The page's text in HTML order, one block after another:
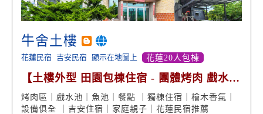
牛舍土樓
花蓮民宿 吉安民宿 顯示在地圖上 花蓮20人包棟
【土樓外型 田園包棟住宿 - 團體烤肉 戲水玩
樂】
烤肉區｜戲水池｜魚池｜餐點 ｜獨棟住宿｜檜木香氣｜
設備俱全 ｜吉安住宿｜家庭親子｜花蓮民宿推薦